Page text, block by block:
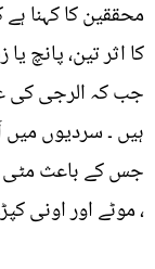
محققین کا کہنا
کا اثر تین، پانچ
جب کہ الرجی
ہیں ۔ سردیوں میں
جس کے باعث مٹی
، موٹے اور اونی